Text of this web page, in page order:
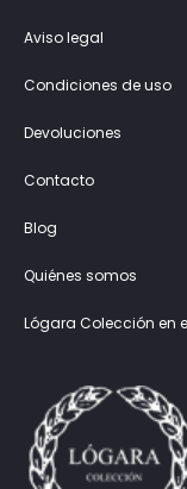
Aviso legal
Condiciones de uso
Devoluciones
Contacto
Blog
Quiénes somos
Lógara Colección en